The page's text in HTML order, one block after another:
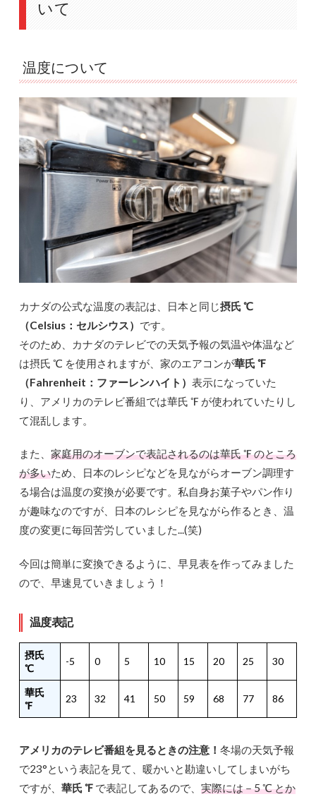
いて
温度について
カナダの公式な温度の表記は、日本と同じ摂氏 ℃
（Celsius：セルシウス） です。
そのため、カナダのテレビでの天気予報の気温や体温など
は摂氏 ℃ を使用されますが、家のエアコンが華氏 ℉
（Fahrenheit：ファーレンハイト） 表示になっていた
り、アメリカのテレビ番組では華氏 ℉ が使われていたりし
て混乱します。
また、 家庭用のオーブンで表記されるのは華氏 ℉ のところ
が多いため、日本のレシピなどを見ながらオーブン調理す
る場合は温度の変換が必要です。私自身お菓子やパン作り
が趣味なのですが、日本のレシピを見ながら作るとき、温
度の変更に毎回苦労していました...(笑)
今回は簡単に変換できるように、早見表を作ってみました
ので、早速見ていきましょう！
温度表記
摂氏
℃
-5 0 5 10 15 20 25 30
華氏
℉
23 32 41 50 59 68 77 86
アメリカのテレビ番組を見るときの注意！ 冬場の天気予報
で23°という表記を見て、暖かいと勘違いしてしまいがち
ですが、 華氏 ℉で表記してあるので、 実際には－5 ℃ とか